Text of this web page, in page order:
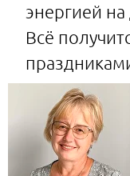
энергией
Всё